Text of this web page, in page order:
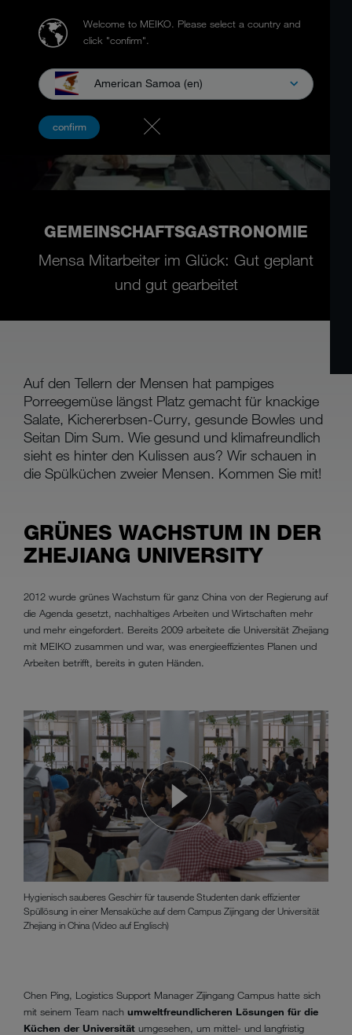
Welcome to MEIKO. Please select a country and
click "confirm".
American Samoa (en)
confirm
GEMEINSCHAFTSGASTRONOMIE
Mensa Mitarbeiter im Glück: Gut geplant
und gut gearbeitet
Auf den Tellern der Mensen hat pampiges
Porreegemüse längst Platz gemacht für knackige
Salate, Kichererbsen-Curry, gesunde Bowles und
Seitan Dim Sum. Wie gesund und klimafreundlich
sieht es hinter den Kulissen aus? Wir schauen in
die Spülküchen zweier Mensen. Kommen Sie mit!
GRÜNES WACHSTUM IN DER
ZHEJIANG UNIVERSITY
2012 wurde grünes Wachstum für ganz China von der Regierung auf
die Agenda gesetzt, nachhaltiges Arbeiten und Wirtschaften mehr
und mehr eingefordert. Bereits 2009 arbeitete die Universität Zhejiang
mit MEIKO zusammen und war, was energieeffizientes Planen und
Arbeiten betrifft, bereits in guten Händen.
Hygienisch sauberes Geschirr für tausende Studenten dank effizienter
Spüllösung in einer Mensaküche auf dem Campus Zijingang der Universität
Zhejiang in China (Video auf Englisch)
Chen Ping, Logistics Support Manager Zijingang Campus hatte sich
mit seinem Team nach umweltfreundlicheren Lösungen für die
Küchen der Universität umgesehen, um mittel- und langfristig